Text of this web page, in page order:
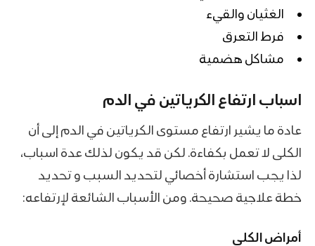
الغثيان والقيء
فرط التعرق
مشاكل هضمية
اسباب ارتفاع الكرياتين في الدم
عادة ما يشير ارتفاع مستوى الكرياتين في الدم إلى أن
الكلى لا تعمل بكفاءة. لكن قد يكون لذلك عدة اسباب،
لذا يجب استشارة أخصائي لتحديد السبب و تحديد
خطة علاجية صحيحة. ومن الأسباب الشائعة لإرتفاعه:
أمراض الكلى